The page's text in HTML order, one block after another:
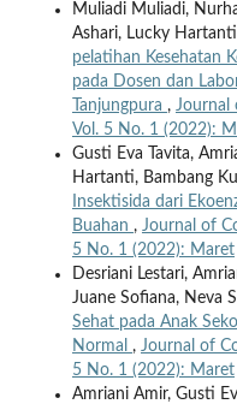
Muliadi Muliadi,
Ashari, Lucky
pelatihan Kesehatan
pada Dosen dan
Tanjungpura , Journal
Vol. 5 No. 1 (2022):
Gusti Eva Tavita,
Hartanti, Bambang
Insektisida dari
Buahan , Journal of
5 No. 1 (2022): Maret
Desriani Lestari,
Juane Sofiana, Neva
Sehat pada Anak
Normal , Journal of
5 No. 1 (2022): Maret
Amriani Amir, Gusti